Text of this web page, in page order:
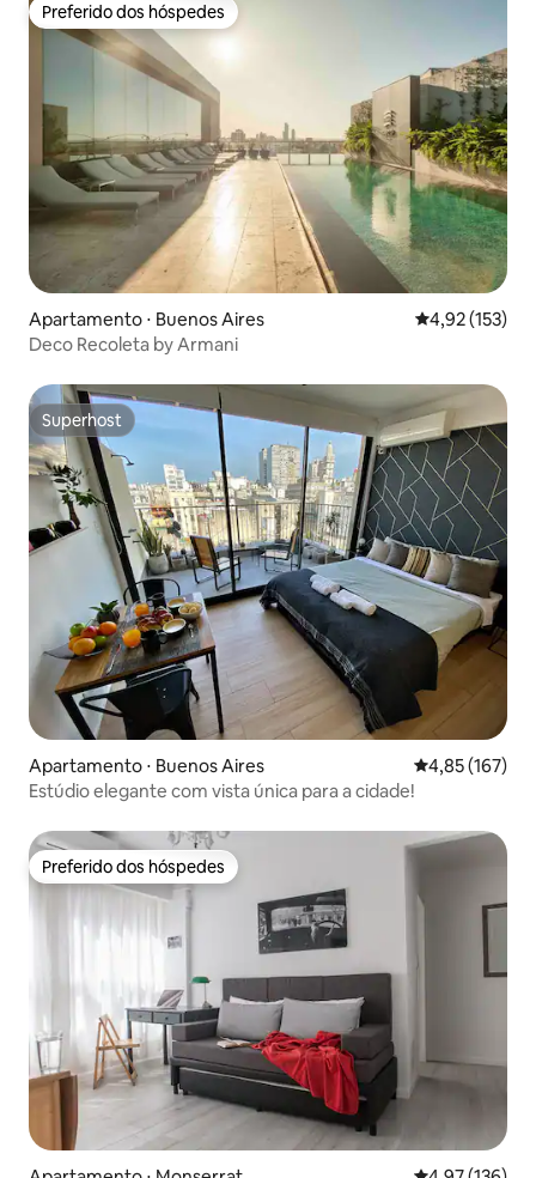
Preferido dos hóspedes
Preferido dos hóspedes
Apartamento ⋅ Buenos Aires 4,92 de uma
4,92 (153)
Deco Recoleta by Armani
Superhost
Superhost
Apartamento ⋅ Buenos Aires 4,85 de uma
4,85 (167)
Estúdio elegante com vista única para a cidade!
Preferido dos hóspedes
Preferido dos hóspedes